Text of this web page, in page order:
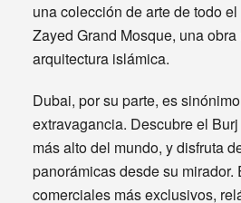
una colección de arte de todo
Zayed Grand Mosque, una
arquitectura islámica.
Dubai, por su parte, es
extravagancia. Descubre el
más alto del mundo, y disfruta
panorámicas desde su mirador.
comerciales más exclusivos,